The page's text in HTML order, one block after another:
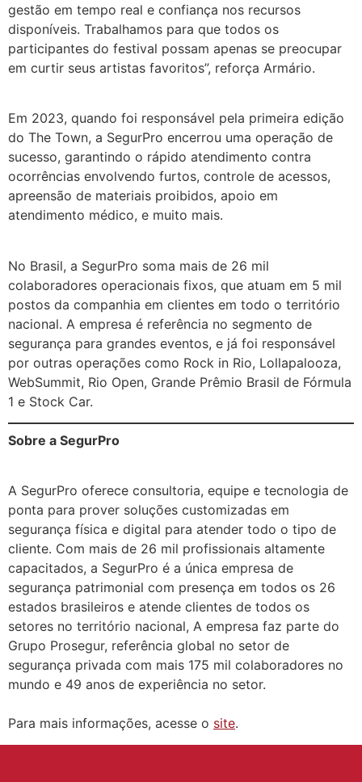
gestão em tempo real e confiança nos recursos
disponíveis. Trabalhamos para que todos os
participantes do festival possam apenas se preocupar
em curtir seus artistas favoritos”, reforça Armário.
Em 2023, quando foi responsável pela primeira edição
do The Town, a SegurPro encerrou uma operação de
sucesso, garantindo o rápido atendimento contra
ocorrências envolvendo furtos, controle de acessos,
apreensão de materiais proibidos, apoio em
atendimento médico, e muito mais.
No Brasil, a SegurPro soma mais de 26 mil
colaboradores operacionais fixos, que atuam em 5 mil
postos da companhia em clientes em todo o território
nacional. A empresa é referência no segmento de
segurança para grandes eventos, e já foi responsável
por outras operações como Rock in Rio, Lollapalooza,
WebSummit, Rio Open, Grande Prêmio Brasil de Fórmula
1 e Stock Car.
Sobre a SegurPro
A SegurPro oferece consultoria, equipe e tecnologia de
ponta para prover soluções customizadas em
segurança física e digital para atender todo o tipo de
cliente. Com mais de 26 mil profissionais altamente
capacitados, a SegurPro é a única empresa de
segurança patrimonial com presença em todos os 26
estados brasileiros e atende clientes de todos os
setores no território nacional, A empresa faz parte do
Grupo Prosegur, referência global no setor de
segurança privada com mais 175 mil colaboradores no
mundo e 49 anos de experiência no setor.
Para mais informações, acesse o site.